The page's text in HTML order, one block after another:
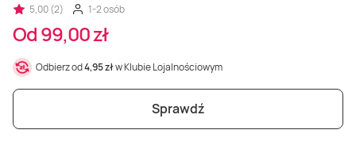
5,00 (2)
1-2 osób
Od 99,00 zł
Odbierz od4,95 złw Klubie Lojalnościowym
Sprawdź